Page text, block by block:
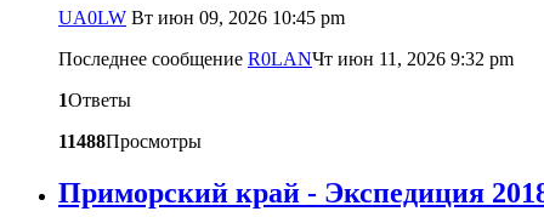
UA0LW Вт июн 09, 2026 10:45 pm
Последнее сообщение R0LANЧт июн 11, 2026 9:32 pm
1Ответы
11488Просмотры
Приморский край - Экспедиция